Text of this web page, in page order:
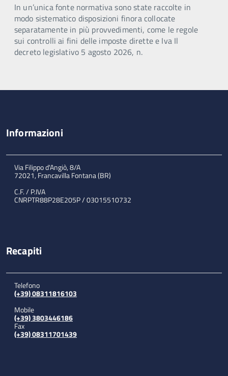
In un’unica fonte normativa sono state raccolte in
modo sistematico disposizioni finora collocate
separatamente in più provvedimenti, come le regole
sui controlli ai fini delle imposte dirette e Iva Il
decreto legislativo 5 agosto 2026, n.
Informazioni
Via Filippo d'Angiò, 8/A
72021, Francavilla Fontana (BR)
C.F. / P.IVA
CNRPTR88P28E205P / 03015510732
Recapiti
Telefono
(+39) 08311816103
Mobile
(+39) 3803446186
Fax
(+39) 08311701439